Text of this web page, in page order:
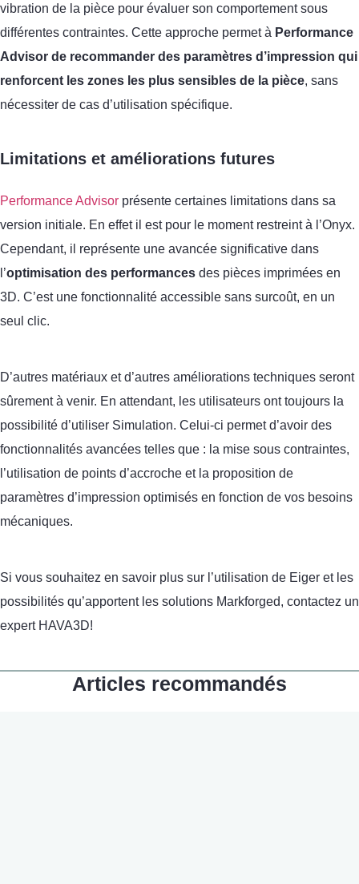
vibration de la pièce pour évaluer son comportement sous
différentes contraintes. Cette approche permet à Performance
Advisor de recommander des paramètres d’impression qui
renforcent les zones les plus sensibles de la pièce, sans
nécessiter de cas d’utilisation spécifique.
Limitations et améliorations futures
Performance Advisor présente certaines limitations dans sa
version initiale. En effet il est pour le moment restreint à l’Onyx.
Cependant, il représente une avancée significative dans
l’optimisation des performances des pièces imprimées en
3D. C’est une fonctionnalité accessible sans surcoût, en un
seul clic.
D’autres matériaux et d’autres améliorations techniques seront
sûrement à venir. En attendant, les utilisateurs ont toujours la
possibilité d’utiliser Simulation. Celui-ci permet d’avoir des
fonctionnalités avancées telles que : la mise sous contraintes,
l’utilisation de points d’accroche et la proposition de
paramètres d’impression optimisés en fonction de vos besoins
mécaniques.
Si vous souhaitez en savoir plus sur l’utilisation de Eiger et les
possibilités qu’apportent les solutions Markforged, contactez un
expert HAVA3D!
Articles recommandés